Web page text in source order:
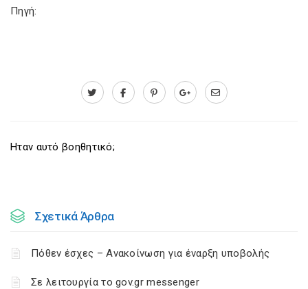
Πηγή:
Ηταν αυτό βοηθητικό;
Σχετικά Άρθρα
Πόθεν έσχες – Ανακοίνωση για έναρξη υποβολής
Σε λειτουργία το gov.gr messenger